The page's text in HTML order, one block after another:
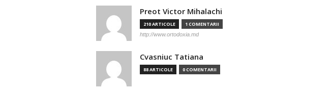
Preot Victor Mihalachi
210 ARTICOLE 1 COMENTARII
http://www.ortodoxia.md
Cvasniuc Tatiana
88 ARTICOLE 0 COMENTARII